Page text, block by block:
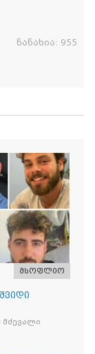
ნანახია: 955
მსოფლიო
მძევალი